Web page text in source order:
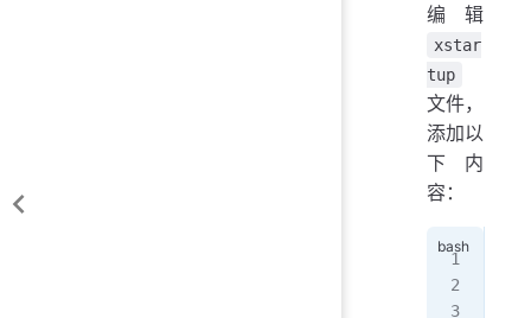
编辑
xstar
tup
文件，
添加以
下内
容：